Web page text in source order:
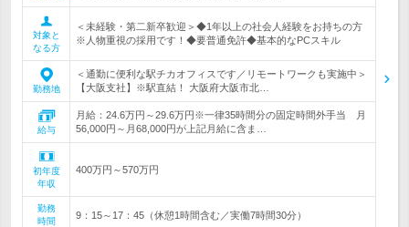
対象と
なる方
＜未経験・第二新卒歓迎＞◆1年以上の社会人経験をお持ちの方
※人物重視の採用です！◆要普通免許◆基本的なPCスキル
勤務地
＜通勤に便利な駅チカオフィスです／リモートワークも実施中＞
【大阪支社】※駅直結！ 大阪府大阪市北…
給与
月給：24.6万円～29.6万円※一律35時間分の固定時間外手当 月
56,000円～月68,000円が上記月給に含ま…
初年度
年収
400万円～570万円
勤務
時間
9：15～17：45（休憩1時間含む／実働7時間30分）